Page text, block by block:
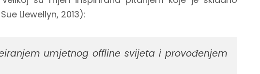
Llewellyn, 2013):
umjetnog offline svijeta i provođenjem